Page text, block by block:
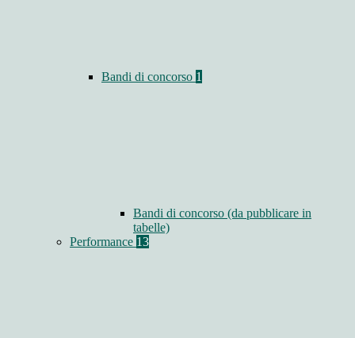
Bandi di concorso 1
Bandi di concorso (da pubblicare in
tabelle)
Performance 13